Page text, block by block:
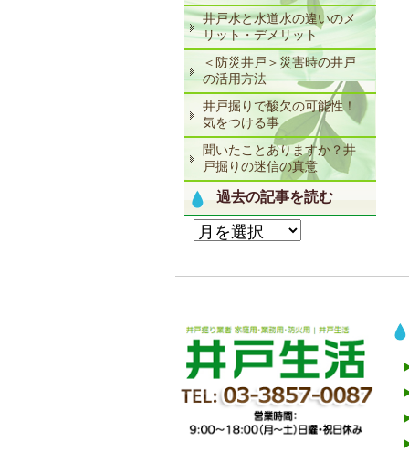
井戸水と水道水の違いのメ
リット・デメリット
＜防災井戸＞災害時の井戸
の活用方法
井戸掘りで酸欠の可能性！
気をつける事
聞いたことありますか？井
戸掘りの迷信の真意
過去の記事を読む
を
読
む